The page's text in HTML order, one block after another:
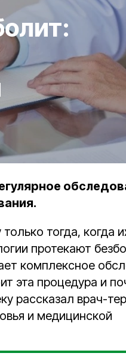
тогда, когда
протекают
комплексное
эта процедура и
рассказал врач-
и медицинской